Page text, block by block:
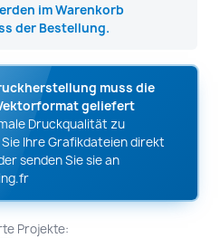
im Warenkorb
der Bestellung.
muss die
geliefert
Druckqualität zu
Ihre Grafikdateien direkt
senden Sie sie an
Projekte: